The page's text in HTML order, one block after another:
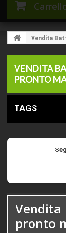
Vendita
VENDITA
PRONTO
TAGS
Vendita
pronto